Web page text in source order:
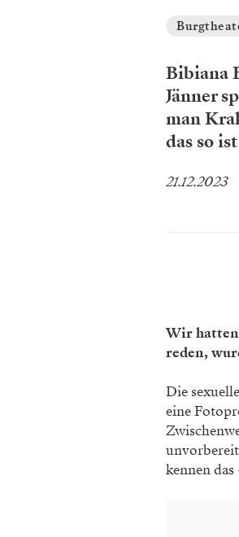
Bibiana
Jänner
man
das so
21.12.2023
Wir hatten
reden,
Die
eine
kennen